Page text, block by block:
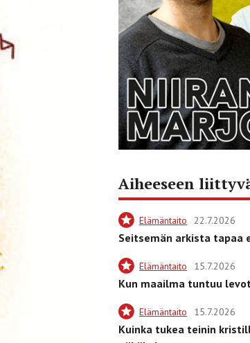
Aiheeseen
Elämäntaito 22.7.2026
Seitsemän arkista tapaa
Elämäntaito 15.7.2026
Kun maailma tuntuu
Elämäntaito 15.7.2026
Kuinka tukea teinin